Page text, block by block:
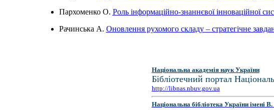
Пархоменко О. Роль інформаційно-знаннєвої інноваційної
Рачинська А. Оновлення рухомого складу – стратегічне
Національна академія наук України
Бібліотечний портал
http://libnas.nbuv.gov.ua
Національна бібліотека України імені